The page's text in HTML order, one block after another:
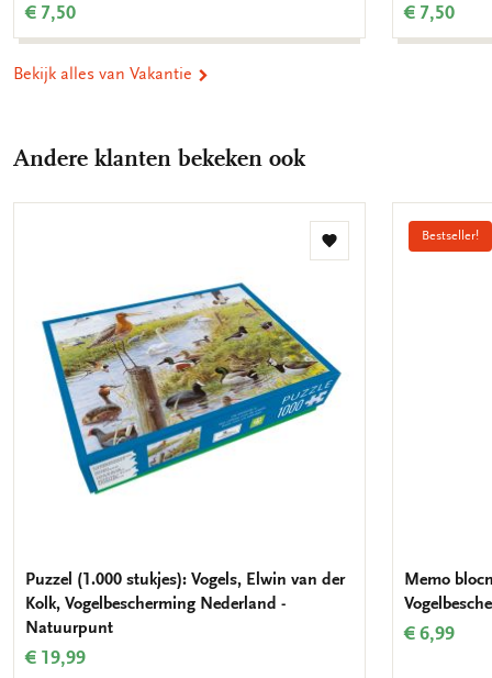
€ 7,50 € 7,50
Bekijk alles van Vakantie
Andere klanten bekeken ook
Toevoegen
Puzzel (1.000 stukjes): Vogels, Elwin van der
Kolk, Vogelbescherming Nederland -
Natuurpunt
€ 19,99
Bestseller!
Memo
€ 6,99